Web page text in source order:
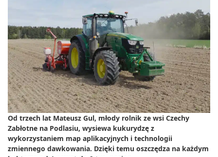
Ochrona i nawadnianie
Transport i przechowywanie
Do zbioru
Rolnictwo precyzyjne
Dealerzy
Ze świata techniki rolniczej
Od trzech lat Mateusz Gul, młody rolnik ze wsi Czechy
Zabłotne na Podlasiu, wysiewa kukurydzę z
wykorzystaniem map aplikacyjnych i technologii
zmiennego dawkowania. Dzięki temu oszczędza na każdym